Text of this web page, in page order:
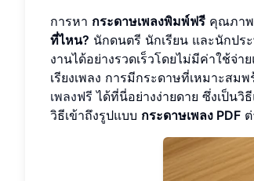
การหา กระดาษเพลงพิมพ์ฟรี คุณภาพ
ที่ไหน? นักดนตรี นักเรียน และนักปร
งานได้อย่างรวดเร็วโดยไม่มีค่าใช้จ่
เรียงเพลง การมีกระดาษที่เหมาะส
เพลงฟรี ได้ที่นี่อย่างง่ายดาย ซึ่งเป็น
วิธีเข้าถึงรูปแบบ กระดาษเพลง PDF